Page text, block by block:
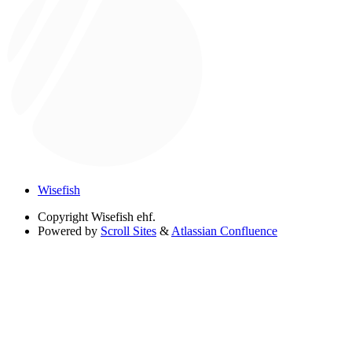
Wisefish
Copyright Wisefish ehf.
Powered by Scroll Sites & Atlassian Confluence